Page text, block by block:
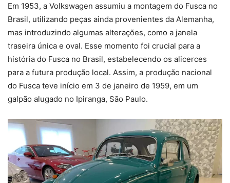
Em 1953, a Volkswagen assumiu a montagem do Fusca no
Brasil, utilizando peças ainda provenientes da Alemanha,
mas introduzindo algumas alterações, como a janela
traseira única e oval. Esse momento foi crucial para a
história do Fusca no Brasil, estabelecendo os alicerces
para a futura produção local. Assim, a produção nacional
do Fusca teve início em 3 de janeiro de 1959, em um
galpão alugado no Ipiranga, São Paulo.